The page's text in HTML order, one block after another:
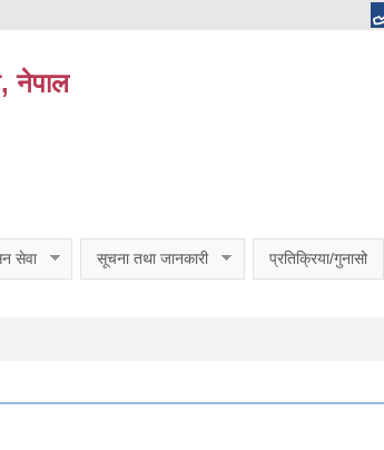
नेपाल
सेवा सूचना तथा जानकारी प्रतिक्रिया/गुनासो